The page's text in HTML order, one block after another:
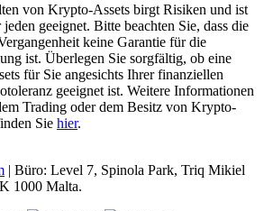
von Krypto-Assets birgt Risiken und ist
geeignet. Bitte beachten Sie, dass die
keine Garantie für die
ist. Überlegen Sie sorgfältig, ob eine
für Sie angesichts Ihrer finanziellen
geeignet ist. Weitere Informationen
Trading oder dem Besitz von Krypto-
Sie hier.
| Büro: Level 7, Spinola Park, Triq Mikiel
1000 Malta.